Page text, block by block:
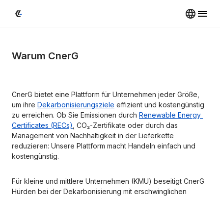
Warum CnerG
CnerG bietet eine Plattform für Unternehmen jeder Größe,
um ihre Dekarbonisierungsziele effizient und kostengünstig
zu erreichen. Ob Sie Emissionen durch Renewable Energy
Certificates (RECs) , CO₂-Zertifikate oder durch das
Management von Nachhaltigkeit in der Lieferkette
reduzieren: Unsere Plattform macht Handeln einfach und
kostengünstig.
Für kleine und mittlere Unternehmen (KMU) beseitigt CnerG
Hürden bei der Dekarbonisierung mit erschwinglichen